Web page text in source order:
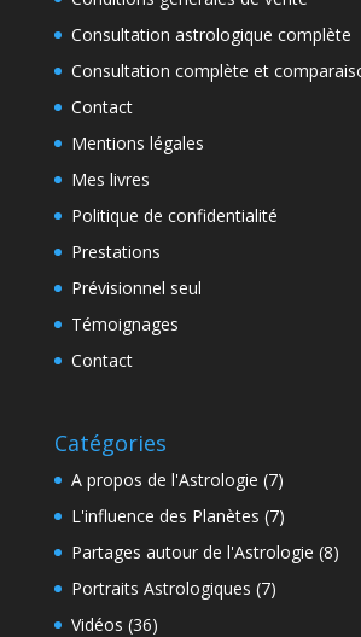
Consultation astrologique complète
Consultation complète et
Contact
Mentions légales
Mes livres
Politique de confidentialité
Prestations
Prévisionnel seul
Témoignages
Contact
Catégories
A propos de l'Astrologie (7)
L'influence des Planètes (7)
Partages autour de l'Astrologie (8)
Portraits Astrologiques (7)
Vidéos (36)